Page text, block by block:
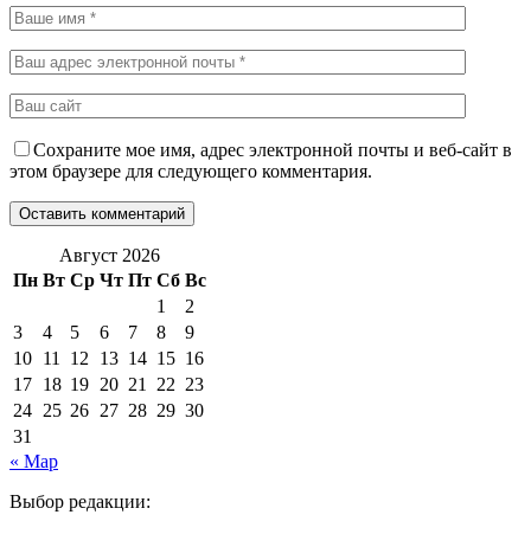
Сохраните мое имя, адрес электронной почты и веб-сайт в
этом браузере для следующего комментария.
Август 2026
Пн Вт Ср Чт Пт Сб Вс
1
2
3
4 5 6 7 8
9
10 11 12 13 14 15 16
17 18 19 20 21 22 23
24 25 26 27 28 29 30
31
« Мар
Выбор редакции: